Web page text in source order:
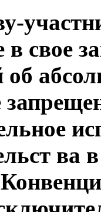
свое
ва